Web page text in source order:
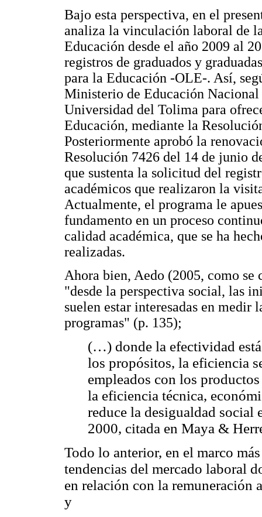
Bajo esta perspectiva, en el
analiza la vinculación laboral de
Educación desde el año 2009 al
registros de graduados y
para la Educación -OLE-. Así,
Ministerio de Educación
Universidad del Tolima para
Educación, mediante la
Posteriormente aprobó la
Resolución 7426 del 14 de junio
que sustenta la solicitud del
académicos que realizaron la
Actualmente, el programa le
fundamento en un proceso
calidad académica, que se ha
realizadas.
Ahora bien, Aedo (2005, como
"desde la perspectiva social, las
suelen estar interesadas en
programas" (p. 135);
(…) donde la efectividad
los propósitos, la eficiencia
empleados con los
la eficiencia técnica,
reduce la desigualdad social
2000, citada en Maya &
Todo lo anterior, en el marco
tendencias del mercado laboral
en relación con la remuneración
y